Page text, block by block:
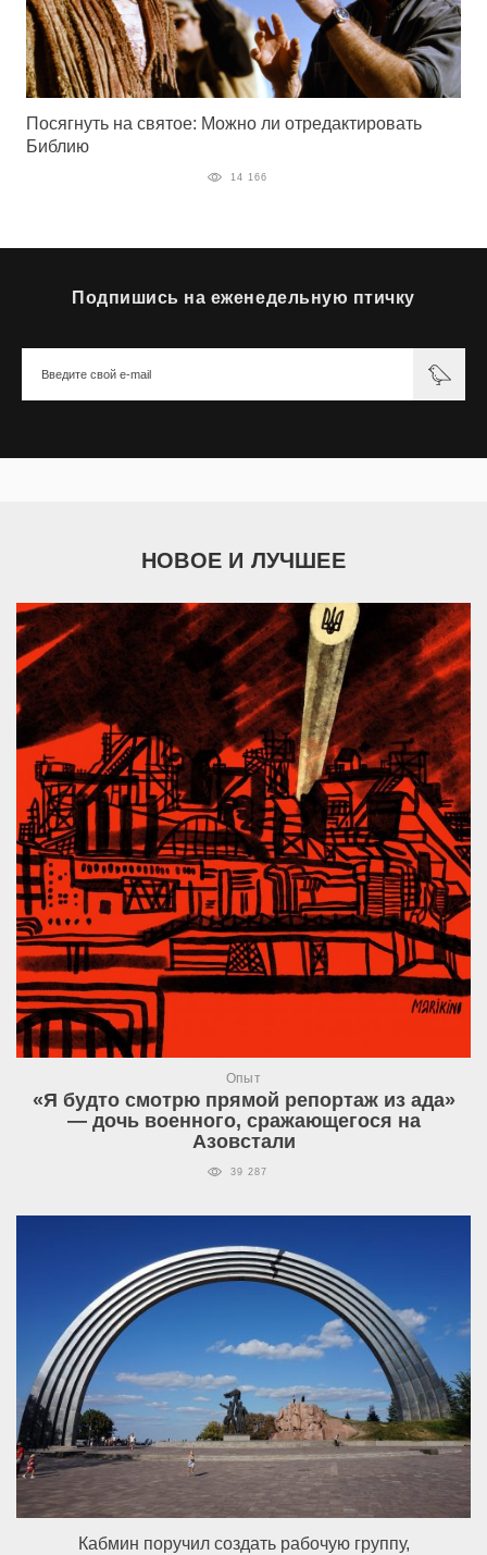
Посягнуть на святое: Можно ли отредактировать
Библию
14 166
Подпишись на еженедельную птичку
НОВОЕ И ЛУЧШЕЕ
Опыт
«Я будто смотрю прямой репортаж из ада»
— дочь военного, сражающегося на
Азовстали
39 287
Кабмин поручил создать рабочую группу,